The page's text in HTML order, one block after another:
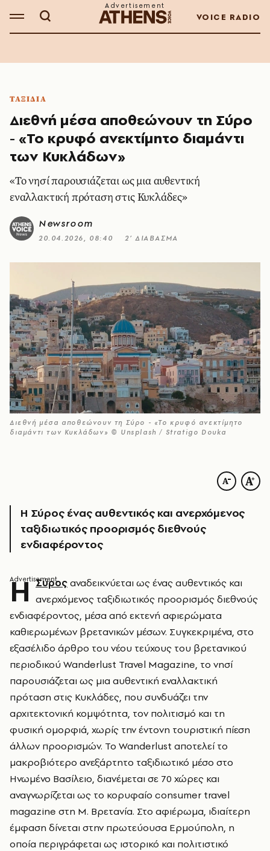
VOICE RADIO
ΤΑΞΙΔΙΑ
Διεθνή μέσα αποθεώνουν τη Σύρο
- «Το κρυφό ανεκτίμητο διαμάντι
των Κυκλάδων»
«Το νησί παρουσιάζεται ως μια αυθεντική
εναλλακτική πρόταση στις Κυκλάδες»
Newsroom
20.04.2026, 08:40 2’ ΔΙΑΒΑΣΜΑ
Διεθνή μέσα αποθεώνουν τη Σύρο - «Το κρυφό ανεκτίμητο
διαμάντι των Κυκλάδων» © Unsplash / Stratigo Douka
Η Σύρος ένας αυθεντικός και ανερχόμενος
ταξιδιωτικός προορισμός διεθνούς
ενδιαφέροντος
Η Σύροςαναδεικνύεται ως ένας αυθεντικός και
ανερχόμενος ταξιδιωτικός προορισμός διεθνούς
ενδιαφέροντος, μέσα από εκτενή αφιερώματα
καθιερωμένων βρετανικών μέσων. Συγκεκριμένα, στο
εξασέλιδο άρθρο του νέου τεύχους του βρετανικού
περιοδικού Wanderlust Travel Magazine, το νησί
παρουσιάζεται ως μια αυθεντική εναλλακτική
πρόταση στις Κυκλάδες, που συνδυάζει την
αρχιτεκτονική κομψότητα, τον πολιτισμό και τη
φυσική ομορφιά, χωρίς την έντονη τουριστική πίεση
άλλων προορισμών. Το Wanderlust αποτελεί το
μακροβιότερο ανεξάρτητο ταξιδιωτικό μέσο στο
Ηνωμένο Βασίλειο, διανέμεται σε 70 χώρες και
αναγνωρίζεται ως το κορυφαίο consumer travel
magazine στη M. Βρετανία. Στο αφιέρωμα, ιδιαίτερη
έμφαση δίνεται στην πρωτεύουσα Ερμούπολη, η
οποία περιγράφεται ως ιστορικό και πολιτιστικό